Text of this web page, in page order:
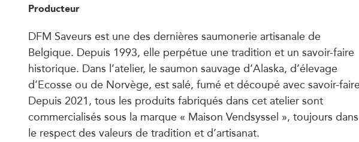
Producteur
DFM Saveurs est une des dernières saumonerie artisanale de
Belgique. Depuis 1993, elle perpétue une tradition et un savoir-faire
historique. Dans l’atelier, le saumon sauvage d’Alaska, d’élevage
d’Ecosse ou de Norvège, est salé, fumé et découpé avec savoir-
Depuis 2021, tous les produits fabriqués dans cet atelier sont
commercialisés sous la marque « Maison Vendsyssel », toujours dans
le respect des valeurs de tradition et d’artisanat.